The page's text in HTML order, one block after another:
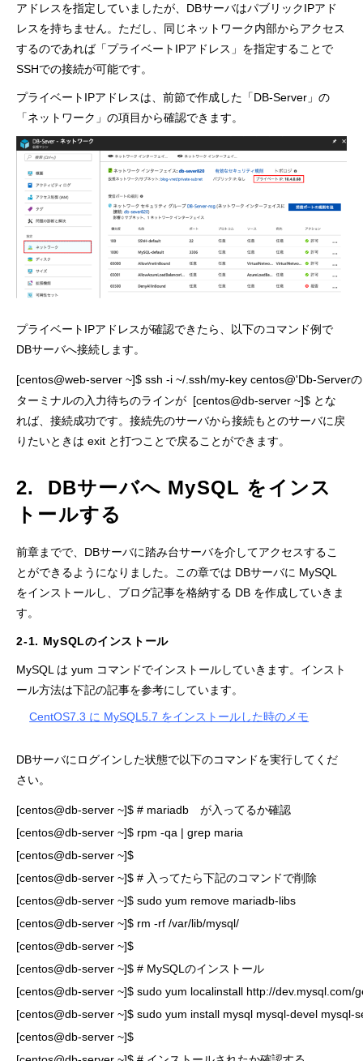
アドレスを指定していましたが、DBサーバはパブリックIPアド
レスを持ちません。ただし、同じネットワーク内部からアクセス
するのであれば「プライベートIPアドレス」を指定することで
SSHでの接続が可能です。
プライベートIPアドレスは、前節で作成した「DB-Server」の
「ネットワーク」の項目から確認できます。
プライベートIPアドレスが確認できたら、以下のコマンド例で
DBサーバへ接続します。
[centos@web-server ~]$ ssh -i ~/.ssh/my-key centos@'Db-Server
ターミナルの入力待ちのラインが [centos@db-server ~]$ とな
れば、接続成功です。接続先のサーバから接続もとのサーバに戻
りたいときは exit と打つことで戻ることができます。
2. DBサーバへ MySQL をインス
トールする
前章までで、DBサーバに踏み台サーバを介してアクセスするこ
とができるようになりました。この章では DBサーバに MySQL
をインストールし、ブログ記事を格納する DB を作成していきま
す。
2-1. MySQLのインストール
MySQL は yum コマンドでインストールしていきます。インスト
ール方法は下記の記事を参考にしています。
CentOS7.3 に MySQL5.7 をインストールした時のメモ
DBサーバにログインした状態で以下のコマンドを実行してくだ
さい。
[centos@db-server ~]$ # mariadb　が入ってるか確認
[centos@db-server ~]$ rpm -qa | grep maria
[centos@db-server ~]$
[centos@db-server ~]$ # 入ってたら下記のコマンドで削除
[centos@db-server ~]$ sudo yum remove mariadb-libs
[centos@db-server ~]$ rm -rf /var/lib/mysql/
[centos@db-server ~]$
[centos@db-server ~]$ # MySQLのインストール
[centos@db-server ~]$ sudo yum localinstall http://
[centos@db-server ~]$ sudo yum install mysql mysql-devel mysql-
[centos@db-server ~]$